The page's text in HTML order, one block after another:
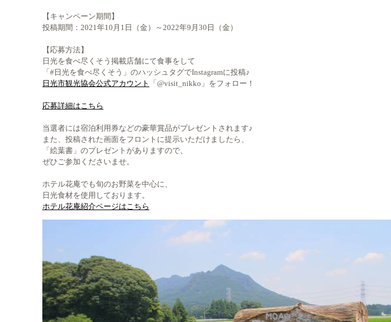
【キャンペーン期間】
投稿期間：2021年10月1日（金）～2022年9月30日（金）
【応募方法】
日光を食べ尽くそう掲載店舗にて食事をして
「#日光を食べ尽くそう」のハッシュタグでInstagramに投稿♪
日光市観光協会公式アカウント
「@visit_nikko」をフォロー！
応募詳細はこちら
当選者には宿泊利用券などの豪華賞品がプレゼントされます♪
また、投稿された画面をフロントに提示いただけましたら、
「絵葉書」のプレゼントがありますので、
ぜひご参加くださいませ。
ホテル花庵でも旬のお野菜を中心に、
日光食材を使用しております。
ホテル花庵紹介ページはこちら